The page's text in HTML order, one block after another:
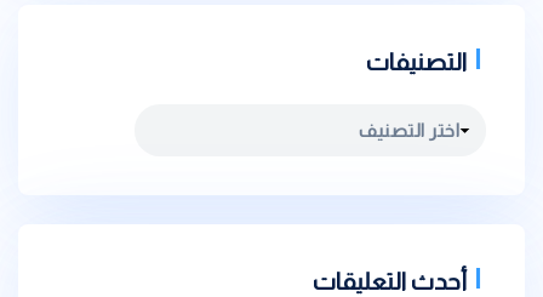
التصنيفات
أحدث التعليقات